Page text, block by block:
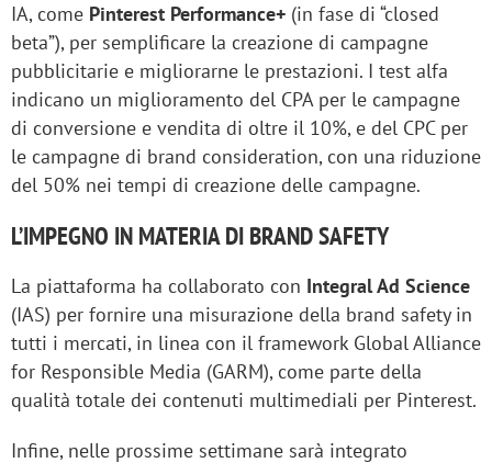
IA, come Pinterest Performance+ (in fase di “closed
beta”), per semplificare la creazione di campagne
pubblicitarie e migliorarne le prestazioni. I test alfa
indicano un miglioramento del CPA per le campagne
di conversione e vendita di oltre il 10%, e del CPC per
le campagne di brand consideration, con una riduzione
del 50% nei tempi di creazione delle campagne.
L’IMPEGNO IN MATERIA DI BRAND SAFETY
La piattaforma ha collaborato con Integral Ad Science
(IAS) per fornire una misurazione della brand safety in
tutti i mercati, in linea con il framework Global Alliance
for Responsible Media (GARM), come parte della
qualità totale dei contenuti multimediali per Pinterest.
Infine, nelle prossime settimane sarà integrato